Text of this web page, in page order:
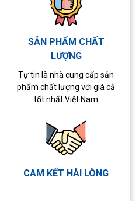
SẢN PHẨM CHẤT
LƯỢNG
Tự tin là nhà cung cấp sản
phẩm chất lượng với giá cả
tốt nhất Việt Nam
CAM KẾT HÀI LÒNG